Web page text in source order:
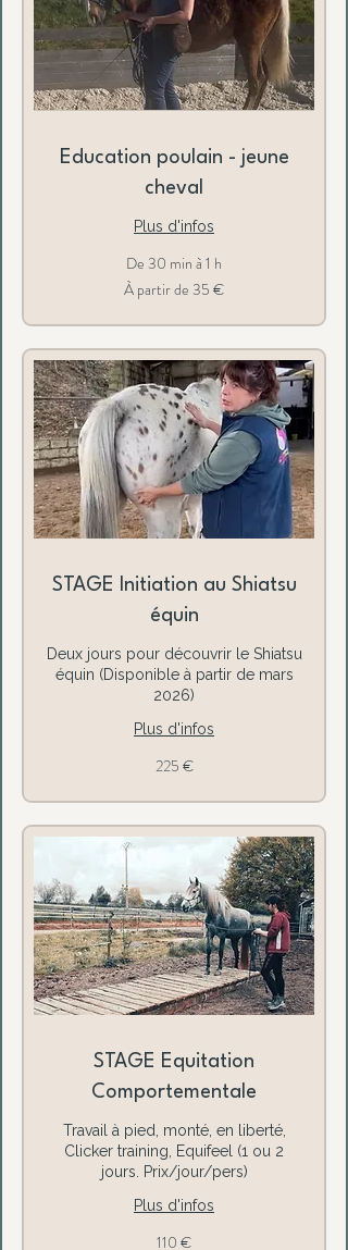
Education poulain - jeune
cheval
Plus d'infos
De 30 min à 1 h
euros
À partir de 35 €
STAGE Initiation au Shiatsu
équin
Deux jours pour découvrir le Shiatsu
équin (Disponible à partir de mars
2026)
Plus d'infos
225 €
STAGE Equitation
Comportementale
Travail à pied, monté, en liberté,
Clicker training, Equifeel (1 ou 2
jours. Prix/jour/pers)
Plus d'infos
110 €